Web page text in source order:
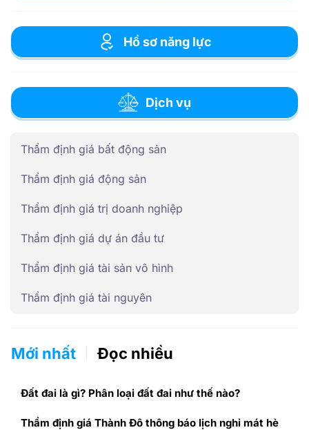
Hồ sơ năng lực
Dịch vụ
Thẩm định giá bất động sản
Thẩm định giá động sản
Thẩm định giá trị doanh nghiệp
Thẩm định giá dự án đầu tư
Thẩm định giá tài sản vô hình
Thẩm định giá tài nguyên
Mới nhất Đọc nhiều
Đất đai là gì? Phân loại đất đai như thế nào?
Thẩm định giá Thành Đô thông báo lịch nghỉ mát hè